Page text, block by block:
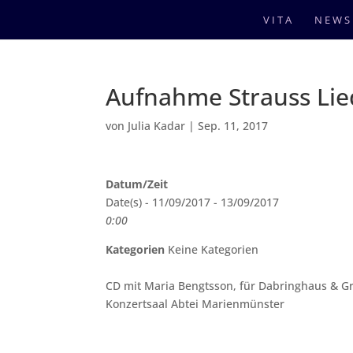
VITA NEWS
Aufnahme Strauss
von Julia Kadar |Sep. 11, 2017
Datum/Zeit
Date(s) - 11/09/2017 - 13/09/2017
0:00
Kategorien Keine Kategorien
CD mit Maria Bengtsson, für Dabringhaus &
Konzertsaal Abtei Marienmünster